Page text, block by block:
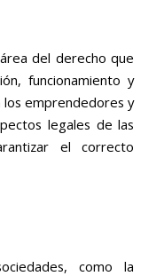
del derecho que
funcionamiento y
los emprendedores y
legales de las
el correcto
como la